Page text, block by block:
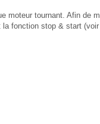
moteur tournant. Afin de
fonction stop & start